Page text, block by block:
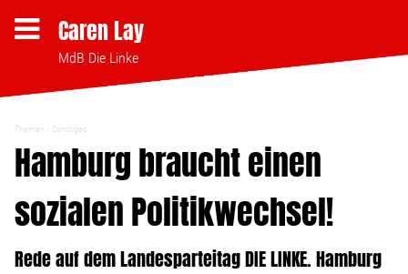
Caren Lay
MdB Die Linke
Themen
Bezahlbares Wohnen
Clubsterben stoppen
Themen Sonstiges
Hamburg braucht einen
sozialen Politikwechsel!
Rede auf dem Landesparteitag DIE LINKE. Hamburg